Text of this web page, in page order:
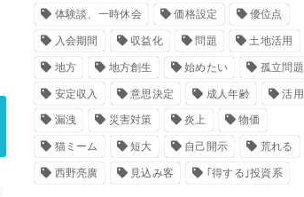
体験談、一時休会 価格設定 優位点
入会期間 収益化 問題 土地活用
地方 地方創生 始めたい 孤立問題
安定収入 意思決定 成人年齢 活用
漏洩 災害対策 炎上 物価
猫ミーム 短大 自己開示 荒れる
西野亮廣 見込み客 ｢得する｣投資系